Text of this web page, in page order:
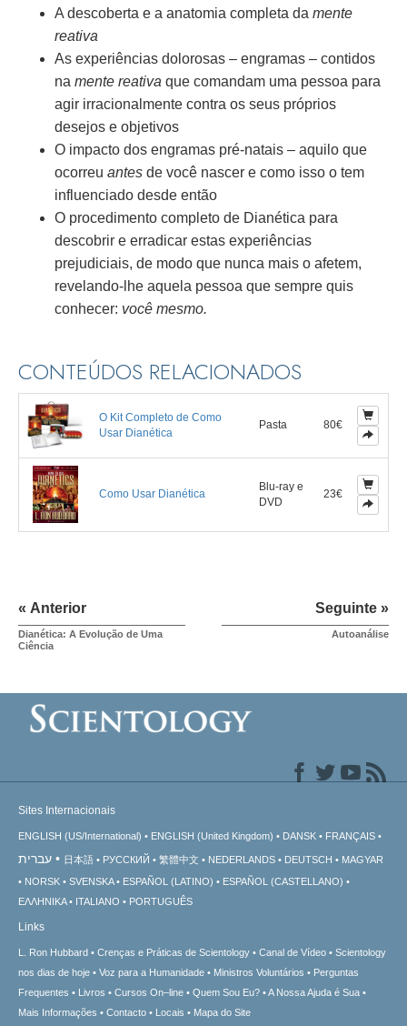
A descoberta e a anatomia completa da mente
reativa
As experiências dolorosas – engramas – contidos
na mente reativa que comandam uma pessoa para
agir irracionalmente contra os seus próprios
desejos e objetivos
O impacto dos engramas pré-natais – aquilo que
ocorreu antes de você nascer e como isso o tem
influenciado desde então
O procedimento completo de Dianética para
descobrir e erradicar estas experiências
prejudiciais, de modo que nunca mais o afetem,
revelando-lhe aquela pessoa que sempre quis
conhecer: você mesmo.
CONTEÚDOS RELACIONADOS
O Kit Completo de Como
Usar Dianética
Pasta 80€
Como Usar Dianética
Blu-ray e
DVD
23€
« Anterior
Dianética: A Evolução de Uma
Ciência
Seguinte »
Autoanálise
Sites Internacionais
ENGLISH (US/International) ENGLISH (United Kingdom) DANSK FRANÇAIS
עברית 日本語 РУССКИЙ 繁體中文 NEDERLANDS DEUTSCH
MAGYAR
NORSK
SVENSKA ESPAÑOL (LATINO)
ESPAÑOL (CASTELLANO)
ΕΛΛΗΝΙΚA
ITALIANO PORTUGUÊS
Links
L. Ron Hubbard Crenças e Práticas de Scientology Canal de Vídeo
Scientology
nos dias de hoje
Voz para a Humanidade Ministros Voluntários
Perguntas
Frequentes
Livros Cursos On–line Quem Sou Eu?
A Nossa Ajuda é Sua
Mais Informações
Contacto Locais Mapa do Site